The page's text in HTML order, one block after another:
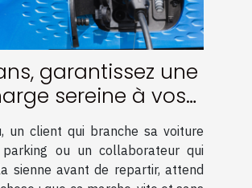
garantissez une
sereine à vos
et collaborateurs
bornes malgré les
de chaleur !
un client qui branche sa voiture
ou un collaborateur qui
sienne avant de repartir, attend